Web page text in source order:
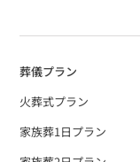
葬儀プラン
火葬式プラン
家族葬1日プラン